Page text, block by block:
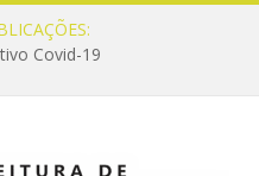
Covid-19